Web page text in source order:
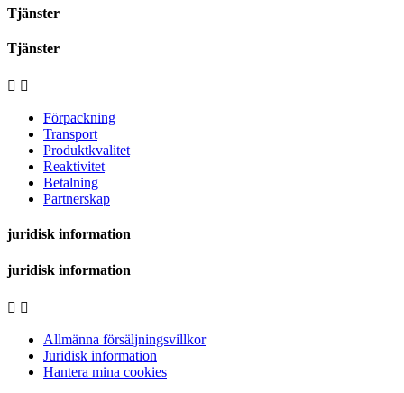
Tjänster
Tjänster
 
Förpackning
Transport
Produktkvalitet
Reaktivitet
Betalning
Partnerskap
juridisk information
juridisk information
 
Allmänna försäljningsvillkor
Juridisk information
Hantera mina cookies